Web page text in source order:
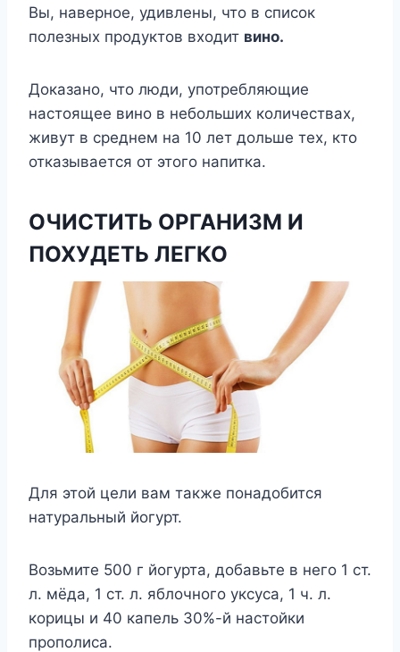
Вы, наверное, удивлены, что в список
полезных продуктов входит вино.
Доказано, что люди, употребляющие
настоящее вино в небольших количествах,
живут в среднем на 10 лет дольше тех, кто
отказывается от этого напитка.
ОЧИСТИТЬ ОРГАНИЗМ И
ПОХУДЕТЬ ЛЕГКО
Для этой цели вам также понадобится
натуральный йогурт.
Возьмите 500 г йогурта, добавьте в него 1 ст.
л. мёда, 1 ст. л. яблочного уксуса, 1 ч. л.
корицы и 40 капель 30%-й настойки
прополиса.